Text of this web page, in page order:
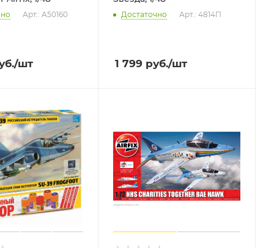
Арт.: A50160
/шт
Достаточно Арт.: 4814П
1 799 руб./шт